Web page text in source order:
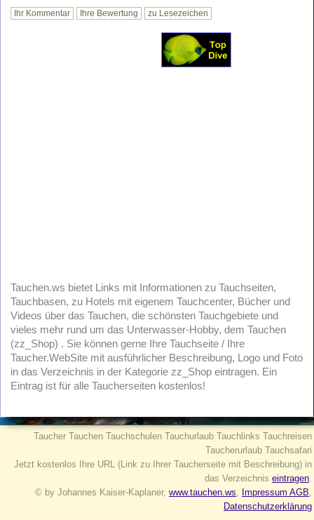
Ihr Kommentar Ihre Bewertung zu Lesezeichen
Tauchen.ws bietet Links mit Informationen zu Tauchseiten,
Tauchbasen, zu Hotels mit eigenem Tauchcenter, Bücher und
Videos über das Tauchen, die schönsten Tauchgebiete und
vieles mehr rund um das Unterwasser-Hobby, dem Tauchen
(zz_Shop) . Sie können gerne Ihre Tauchseite / Ihre
Taucher.WebSite mit ausführlicher Beschreibung, Logo und Foto
in das Verzeichnis in der Kategorie zz_Shop eintragen. Ein
Eintrag ist für alle Taucherseiten kostenlos!
Taucher Tauchen Tauchschulen Tauchurlaub Tauchlinks Tauchreisen
Taucherurlaub Tauchsafari
Jetzt kostenlos Ihre URL (Link zu Ihrer Taucherseite mit Beschreibung) in
das Verzeichnis eintragen
© by Johannes Kaiser-Kaplaner, www.tauchen.ws Impressum AGB
Datenschutzerklärung